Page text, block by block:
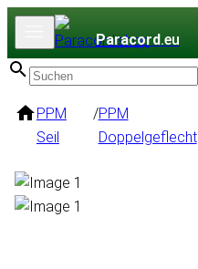
Paracord.eu
PPM
Seil
/PPM
Doppelgeflecht